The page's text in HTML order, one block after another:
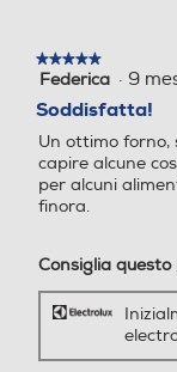
La funzione
automatico
pronto
dei sistemi
che
Funzioni
Peso-Kg
Altezza incasso-
Larghezza
★★★★★
★★★★★
5
5
stelle.
Federica · 9
Soddisfatta!
Un ottimo forno,
capire alcune
per alcuni
finora.
Consiglia